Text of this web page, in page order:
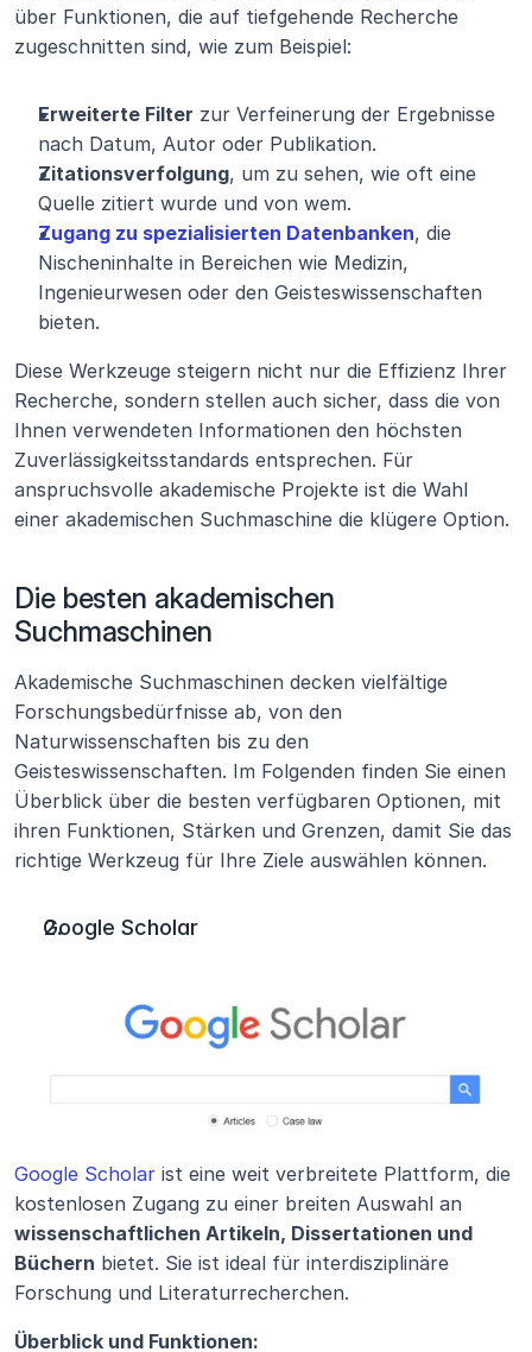
über Funktionen, die auf tiefgehende Recherche
zugeschnitten sind, wie zum Beispiel:
Erweiterte Filter zur Verfeinerung der Ergebnisse
nach Datum, Autor oder Publikation.
Zitationsverfolgung, um zu sehen, wie oft eine
Quelle zitiert wurde und von wem.
Zugang zu spezialisierten Datenbanken, die
Nischeninhalte in Bereichen wie Medizin,
Ingenieurwesen oder den Geisteswissenschaften
bieten.
Diese Werkzeuge steigern nicht nur die Effizienz Ihrer
Recherche, sondern stellen auch sicher, dass die von
Ihnen verwendeten Informationen den höchsten
Zuverlässigkeitsstandards entsprechen. Für
anspruchsvolle akademische Projekte ist die Wahl
einer akademischen Suchmaschine die klügere Option.
Die besten akademischen
Suchmaschinen
Akademische Suchmaschinen decken vielfältige
Forschungsbedürfnisse ab, von den
Naturwissenschaften bis zu den
Geisteswissenschaften. Im Folgenden finden Sie einen
Überblick über die besten verfügbaren Optionen, mit
ihren Funktionen, Stärken und Grenzen, damit Sie das
richtige Werkzeug für Ihre Ziele auswählen können.
Google Scholar
Google Scholar ist eine weit verbreitete Plattform, die
wissenschaftlichen Artikeln, Dissertationen und
Büchern bietet. Sie ist ideal für interdisziplinäre
Forschung und Literaturrecherchen.
Überblick und Funktionen: